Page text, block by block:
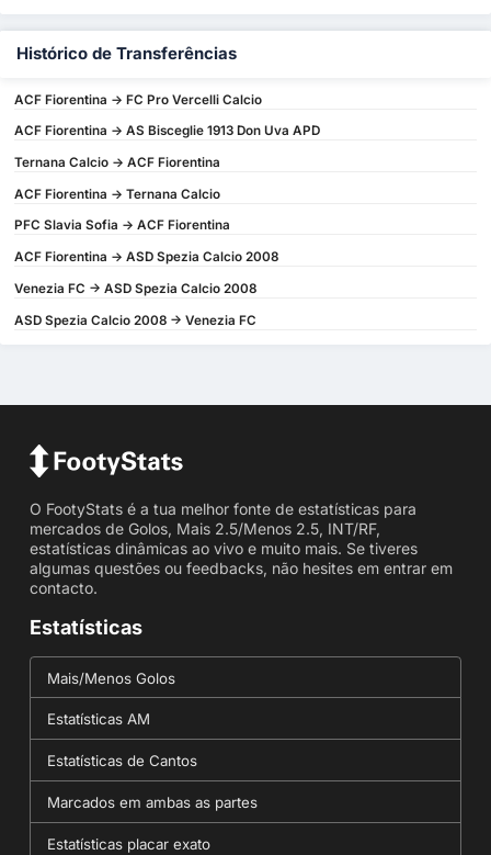
Histórico de Transferências
ACF Fiorentina -> FC Pro Vercelli Calcio
ACF Fiorentina -> AS Bisceglie 1913 Don Uva APD
Ternana Calcio -> ACF Fiorentina
ACF Fiorentina -> Ternana Calcio
PFC Slavia Sofia -> ACF Fiorentina
ACF Fiorentina -> ASD Spezia Calcio 2008
Venezia FC -> ASD Spezia Calcio 2008
ASD Spezia Calcio 2008 -> Venezia FC
O FootyStats é a tua melhor fonte de estatísticas para
mercados de Golos, Mais 2.5/Menos 2.5, INT/RF,
estatísticas dinâmicas ao vivo e muito mais. Se tiveres
algumas questões ou feedbacks, não hesites em entrar em
contacto.
Estatísticas
Mais/Menos Golos
Estatísticas AM
Estatísticas de Cantos
Marcados em ambas as partes
Estatísticas placar exato